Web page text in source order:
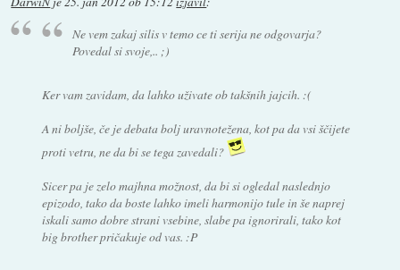
Ne vem zakaj silis v temo ce ti serija ne odgovarja?
Povedal si svoje,.. ;)
Ker vam zavidam, da lahko uživate ob takšnih jajcih. :(
A ni boljše, če je debata bolj uravnotežena, kot pa da vsi ščijete
proti vetru, ne da bi se tega zavedali?
Sicer pa je zelo majhna možnost, da bi si ogledal naslednjo
epizodo, tako da boste lahko imeli harmonijo tule in še naprej
iskali samo dobre strani vsebine, slabe pa ignorirali, tako kot
big brother pričakuje od vas. :P